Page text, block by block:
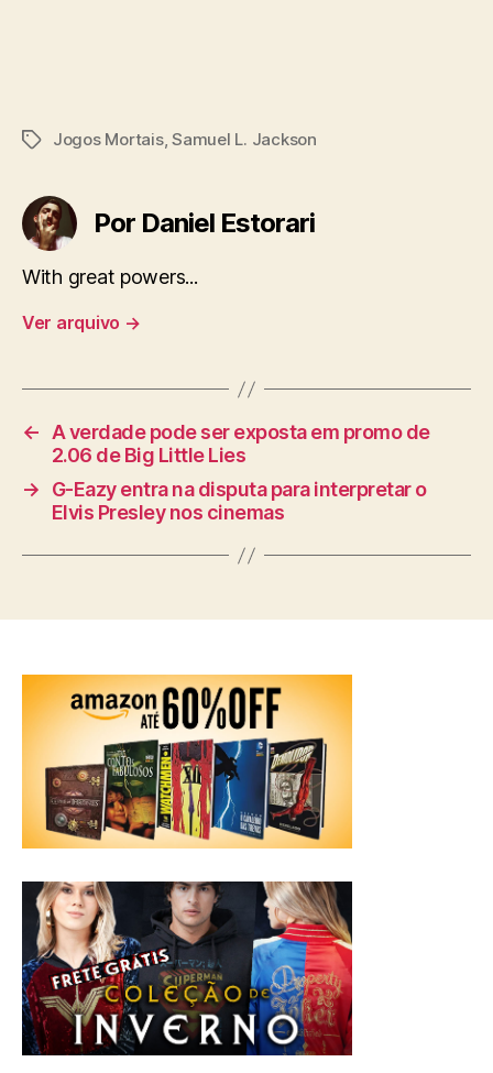
TagsJogos Mortais,Samuel L. Jackson
Por Daniel Estorari
With great powers...
Ver arquivo →
←
A verdade pode ser exposta em promo de
2.06 de Big Little Lies
→
G-Eazy entra na disputa para interpretar o
Elvis Presley nos cinemas